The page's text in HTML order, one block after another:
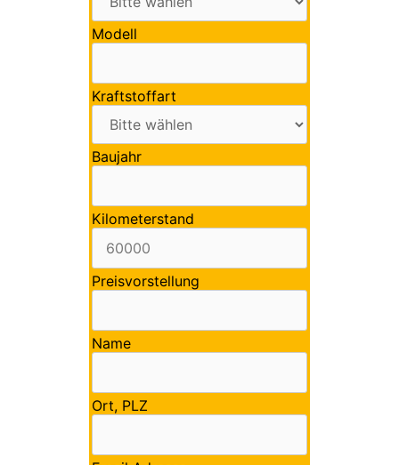
Modell
Kraftstoffart
Baujahr
Kilometerstand
Preisvorstellung
Name
Ort, PLZ